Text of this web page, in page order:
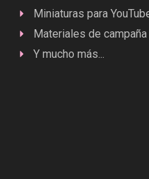
Miniaturas para
Materiales de campaña
Y mucho más...